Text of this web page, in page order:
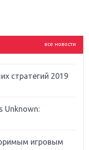
все новости
стратегий 2019
Unknown:
игровым